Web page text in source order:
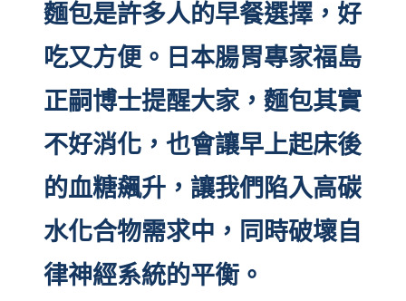
麵包是許多人的早餐選擇，好
吃又方便。日本腸胃專家福島
正嗣博士提醒大家，麵包其實
不好消化，也會讓早上起床後
的血糖飆升，讓我們陷入高碳
水化合物需求中，同時破壞自
律神經系統的平衡。